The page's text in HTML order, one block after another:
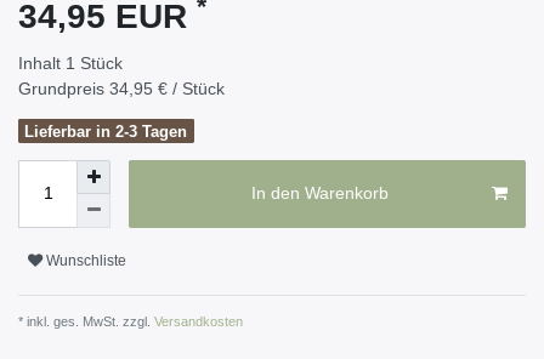
34,95 EUR
Inhalt 1 Stück
Grundpreis 34,95 € / Stück
Lieferbar in 2-3 Tagen
In den Warenkorb
Wunschliste
* inkl. ges. MwSt. zzgl. Versandkosten